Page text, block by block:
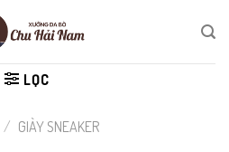
LỌC
/ GIÀY SNEAKER